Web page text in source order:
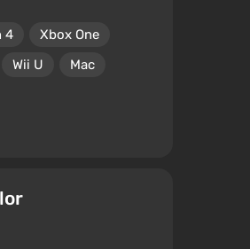
4
Xbox One
Wii U
Mac